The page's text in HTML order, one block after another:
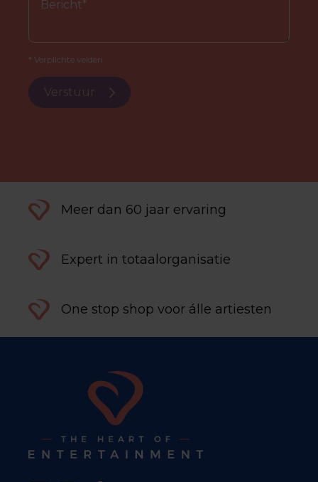
* Verplichte velden.
Verstuur
Meer dan 60 jaar ervaring
Expert in totaalorganisatie
One stop shop voor álle artiesten